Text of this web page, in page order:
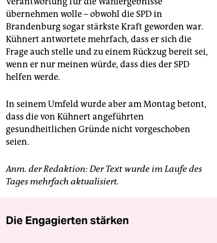
übernehmen wolle – obwohl die SPD in
Brandenburg sogar stärkste Kraft geworden war.
Kühnert antwortete mehrfach, dass er sich die
Frage auch stelle und zu einem Rückzug bereit sei,
wenn er nur meinen würde, dass dies der SPD
helfen werde.
In seinem Umfeld wurde aber am Montag betont,
dass die von Kühnert angeführten
gesundheitlichen Gründe nicht vorgeschoben
seien.
Anm. der Redaktion: Der Text wurde im Laufe des
Tages mehrfach aktualisiert.
Die Engagierten stärken